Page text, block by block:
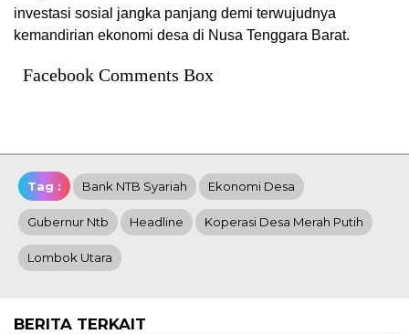
investasi sosial jangka panjang demi terwujudnya
kemandirian ekonomi desa di Nusa Tenggara Barat.
Facebook Comments Box
Tag : Bank NTB Syariah Ekonomi Desa
Gubernur Ntb Headline Koperasi Desa Merah Putih
Lombok Utara
BERITA TERKAIT